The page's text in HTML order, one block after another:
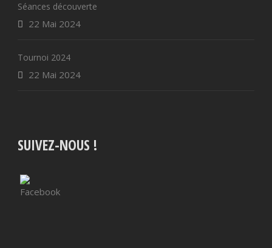
Séances découverte
22 Mai 2024
Tournoi 2024
22 Mai 2024
SUIVEZ-NOUS !